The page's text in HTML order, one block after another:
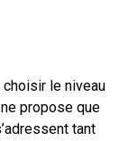
choisir le niveau
propose que
tant